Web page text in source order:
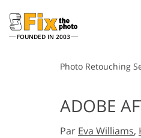
FOUNDED IN 2003
Préréglages
Collections
préréglages LR
Photo Retouching
ADOBE
Par Eva Williams,